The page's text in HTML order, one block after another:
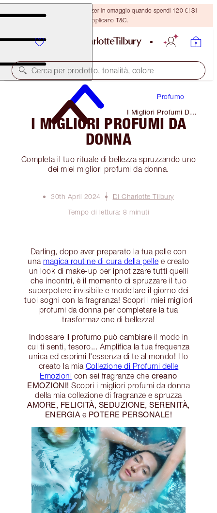
Ricevi un pennello per bronzer in omaggio quando spendi 120 €! Si
applicano T&C.
Cerca per prodotto, tonalità, colore
Profumo
I Migliori Profumi Da
Donna
I MIGLIORI PROFUMI DA
DONNA
Completa il tuo rituale di bellezza spruzzando uno
dei miei migliori profumi da donna.
30th April 2024
Di Charlotte Tilbury
Tempo di lettura: 8 minuti
Darling, dopo aver preparato la tua pelle con
una magica routine di cura della pelle e creato
un look di make-up per ipnotizzare tutti quelli
che incontri, è il momento di spruzzare il tuo
superpotere invisibile e modellare il giorno dei
tuoi sogni con la fragranza! Scopri i miei migliori
profumi da donna per completare la tua
trasformazione di bellezza!
Indossare il profumo può cambiare il modo in
cui ti senti, tesoro... Amplifica la tua frequenza
unica ed esprimi l'essenza di te al mondo! Ho
creato la mia Collezione di Profumi delle
Emozioni con sei fragranze che creano
EMOZIONI! Scopri i migliori profumi da donna
della mia collezione di fragranze e spruzza
AMORE, FELICITÀ, SEDUZIONE, SERENITÀ,
ENERGIA e POTERE PERSONALE!